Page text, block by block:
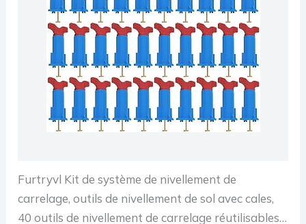
Furtryvl Kit de système de nivellement de
carrelage, outils de nivellement de sol avec cales,
40 outils de nivellement de carrelage réutilisables,